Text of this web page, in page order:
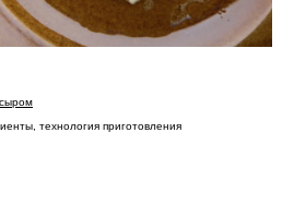
технология приготовления